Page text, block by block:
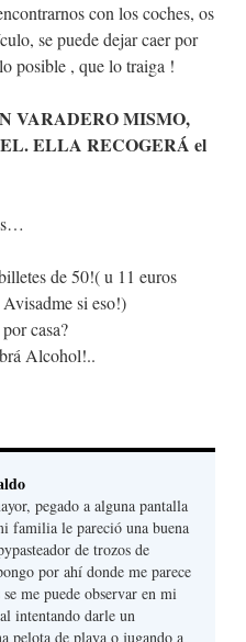
con los coches, os
se puede dejar caer por
posible , que lo traiga !
VARADERO MISMO,
ELLA RECOGERÁ el
de 50!( u 11 euros
si eso!)
casa?
Alcohol!..
pegado a alguna pantalla
familia le pareció una buena
de trozos de
por ahí donde me parece
me puede observar en mi
intentando darle un
pelota de playa o jugando a